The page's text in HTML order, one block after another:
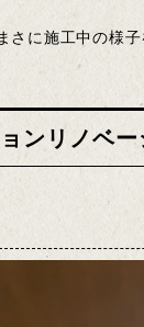
さに施工中の様子
ンリノベー